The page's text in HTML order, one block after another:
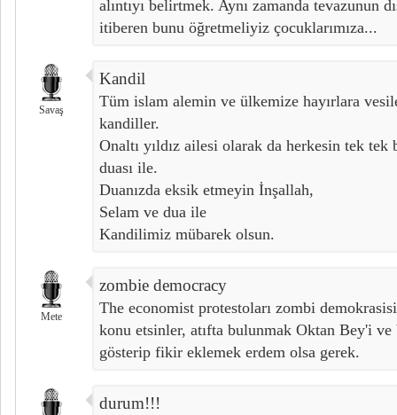
alıntıyı belirtmek. Aynı zamanda tevazunun
itiberen bunu öğretmeliyiz çocuklarımıza...
Savaş
Kandil
Tüm islam alemin ve ülkemize hayırlara
kandiller.
Onaltı yıldız ailesi olarak da herkesin tek tek
duası ile.
Duanızda eksik etmeyin İnşallah,
Selam ve dua ile
Kandilimiz mübarek olsun.
Mete
zombie democracy
The economist protestoları zombi
konu etsinler, atıfta bulunmak Oktan Bey'i
gösterip fikir eklemek erdem olsa gerek.
durum!!!